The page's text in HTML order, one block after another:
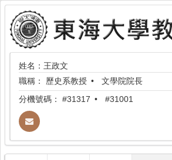
姓名：王政文
職稱： 歷史系教授
文學院院長
分機號碼： #31317 #31001